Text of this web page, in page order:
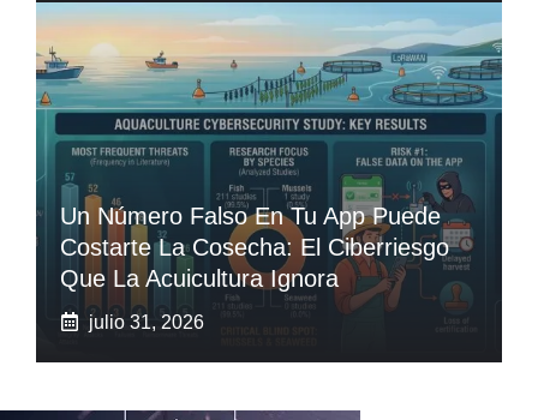
Un Número Falso En Tu App Puede
Costarte La Cosecha: El Ciberriesgo
Que La Acuicultura Ignora
julio 31, 2026